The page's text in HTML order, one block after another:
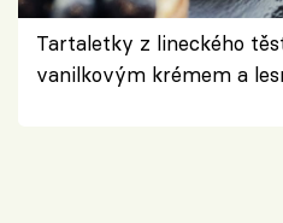
Tartaletky z lineckého
vanilkovým krémem a